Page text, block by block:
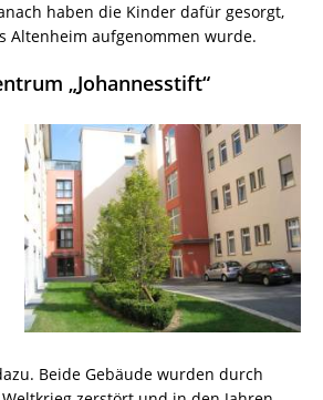
haben die Kinder dafür gesorgt,
Altenheim aufgenommen wurde.
„Johannesstift“
Beide Gebäude wurden durch